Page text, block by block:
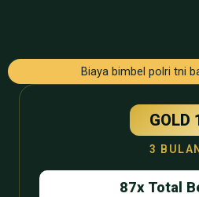
Biaya bimbel polri tni
GOLD
3 BULAN
87x Total